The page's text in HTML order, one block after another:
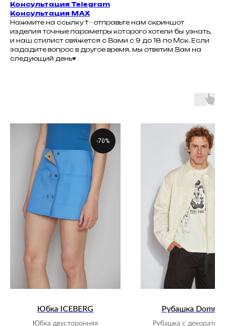
Консультация Telegram
Консультация MAX
Нажмите на ссылку ↑ - отправьте нам скриншот
изделия точные параметры которого хотели бы узнать,
и наш стилист свяжется с Вами с 9 до 18 по Мск. Если
зададите вопрос в другое время, мы ответим Вам на
следующий день♥
-70%
Юбка ICEBERG
Юбка двусторонняя
Рубашка
Рубашка с